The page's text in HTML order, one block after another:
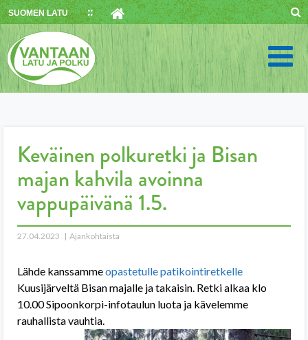
Skip
to
content
SUOMEN LATU
Keväinen polkuretki ja Bisan
majan kahvila avoinna
vappupäivänä 1.5.
27.04.2023 Ajankohtaista
Lähde kanssammeopastetulle patikointiretkelle
Kuusijärveltä Bisan majalle ja takaisin. Retki alkaa klo
10.00 Sipoonkorpi-infotaulun luota ja kävelemme
rauhallista vauhtia.